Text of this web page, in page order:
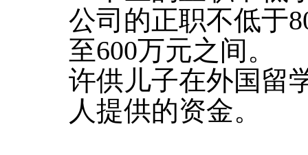
公司的正职不低于
至600万元之间。
许供儿子在外国留
人提供的资金。